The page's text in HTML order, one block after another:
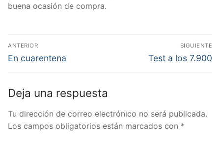
buena ocasión de compra.
Navegación
de
ANTERIOR
Entrada
En cuarentena
SIGUIENTE
Entrada
Test a los 7.900
Deja una respuesta
Tu dirección de correo electrónico no será publicada.
Los campos obligatorios están marcados con *